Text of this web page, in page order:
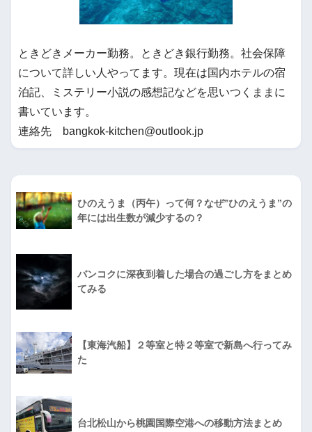
ときどきメーカー勤務。ときどき銀行勤務。社会保障
について詳しい人やってます。現在は国内ホテルの宿
泊記、ミステリー小説の感想記などを思いつくままに
書いています。
連絡先 bangkok-kitchen@outlook.jp
ひのえうま（丙午）って何？なぜ”ひのえうま”の
年には出生数が減少するの？
バンコクに深夜到着した場合の過ごし方をまとめ
てみる
【東海汽船】２等室と特２等室で新島へ行ってみ
た
台北松山から桃園国際空港への移動方法まとめ